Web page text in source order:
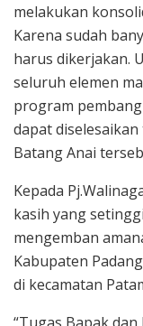
melakukan
Karena sudah
harus dikerjakan.
seluruh elemen
program
dapat
Batang Anai
Kepada
kasih yang
mengemban
Kabupaten
di kecamatan